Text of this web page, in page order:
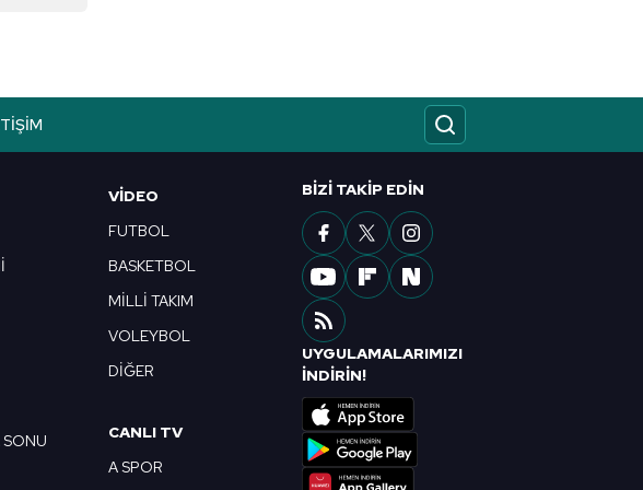
Metnimizi okumak ve sitemizde ilgili
.
SONU
VIDEO
FUTBOL
BASKETBOL
MİLLİ TAKIM
VOLEYBOL
DİĞER
CANLI TV
A SPOR
BIZI TAKIP EDIN
UYGULAMALARIMIZI
İNDİRİN!